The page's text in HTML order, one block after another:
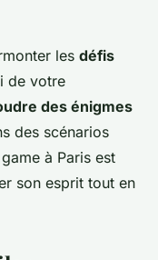
les défis
de votre
des énigmes
des scénarios
à Paris est
son esprit tout en